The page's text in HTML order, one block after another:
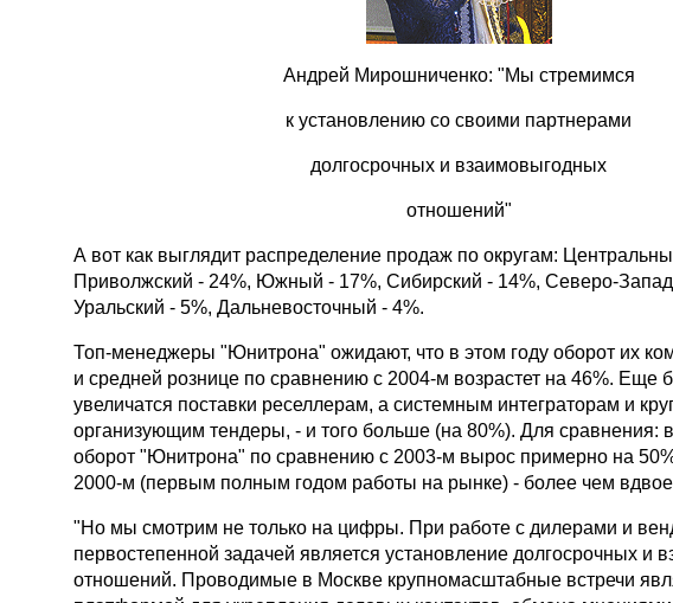
Андрей Мирошниченко: "Мы стремимся
к установлению со своими партнерами
долгосрочных и взаимовыгодных
отношений"
А вот как выглядит распределение продаж по округам:
Приволжский - 24%, Южный - 17%, Сибирский - 14%, Северо-
Уральский - 5%, Дальневосточный - 4%.
Топ-менеджеры "Юнитрона" ожидают, что в этом году оборот их
и средней рознице по сравнению с 2004-м возрастет на 46%. Еще
увеличатся поставки реселлерам, а системным интеграторам и
организующим тендеры, - и того больше (на 80%). Для сравнения:
оборот "Юнитрона" по сравнению с 2003-м вырос примерно на
2000-м (первым полным годом работы на рынке) - более чем
"Но мы смотрим не только на цифры. При работе с дилерами и
первостепенной задачей является установление долгосрочных и
отношений. Проводимые в Москве крупномасштабные встречи